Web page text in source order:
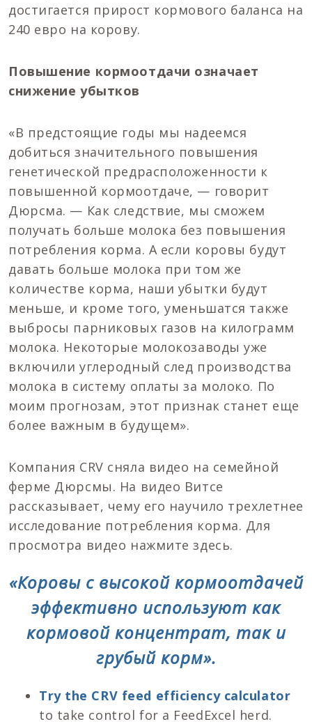
достигается прирост кормового баланса на
240 евро на корову.
Повышение кормоотдачи означает
снижение убытков
«В предстоящие годы мы надеемся
добиться значительного повышения
генетической предрасположенности к
повышенной кормоотдаче, — говорит
Дюрсма. — Как следствие, мы сможем
получать больше молока без повышения
потребления корма. А если коровы будут
давать больше молока при том же
количестве корма, наши убытки будут
меньше, и кроме того, уменьшатся также
выбросы парниковых газов на килограмм
молока. Некоторые молокозаводы уже
включили углеродный след производства
молока в систему оплаты за молоко. По
моим прогнозам, этот признак станет еще
более важным в будущем».
Компания CRV сняла видео на семейной
ферме Дюрсмы. На видео Витсе
рассказывает, чему его научило трехлетнее
исследование потребления корма. Для
просмотра видео нажмите здесь.
«Коровы с высокой кормоотдачей
эффективно используют как
кормовой концентрат, так и
грубый корм».
Try the CRV feed efficiency calculator
to take control for a FeedExcel herd.